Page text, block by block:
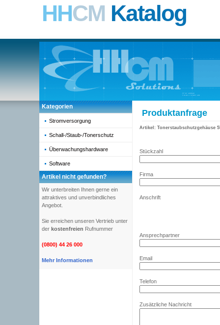
HHCM Katalog
Kategorien
Stromversorgung
Schall-/Staub-/Tonerschutz
Überwachungshardware
Software
Artikel nicht gefunden?
Wir unterbreiten Ihnen gerne ein
attraktives und unverbindliches
Angebot.
Sie erreichen unseren Vertrieb unter
der kostenfreien Rufnummer
(0800) 44 26 000
Mehr Informationen
Produktanfrage
Artikel: Tonerstaubschutzgehäuse
Stückzahl
Firma
Anschrift
Ansprechpartner
Email
Telefon
Zusätzliche Nachricht